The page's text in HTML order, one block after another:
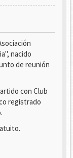
nacido
de reunión
con Club
registrado